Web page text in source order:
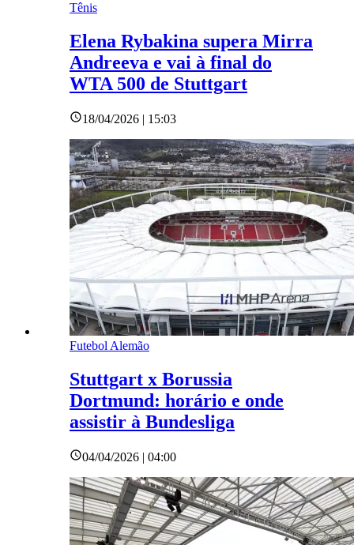
Tênis
Elena Rybakina supera Mirra
Andreeva e vai à final do
WTA 500 de Stuttgart
18/04/2026 | 15:03
Futebol Alemão
Stuttgart x Borussia
Dortmund: horário e onde
assistir à Bundesliga
04/04/2026 | 04:00